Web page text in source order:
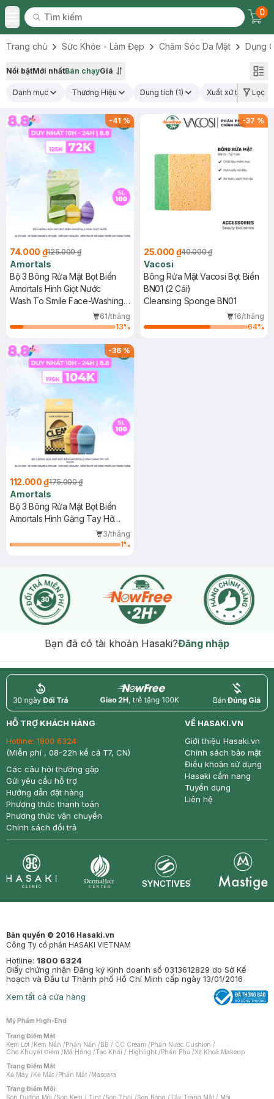
Toggle Menu
Tìm kiếm
Tìm kiếm
0
Trang chủ Sức Khỏe - Làm Đẹp Chăm Sóc Da Mặt Dụng
Nổi bậtMới nhấtBán chạyGiá
Danh mục Thương Hiệu Dung tích (1) Xuất xứ thươngLọc
-41%
74.000 ₫125.000 ₫
Amortals
Bộ 3 Bông Rửa Mặt Bọt Biển
Amortals Hình Giọt Nước
Wash To Smile Face-Washing
61/tháng
13%
-37 %
25.000 ₫40.000 ₫
Vacosi
Bông Rửa Mặt Vacosi Bọt Biển
BN01 (2 Cái)
Cleansing Sponge BN01
16/tháng
64%
-36%
112.000 ₫175.000 ₫
Amortals
Bộ 3 Bông Rửa Mặt Bọt Biển
Amortals Hình Găng Tay Hở
3/tháng
1%
Bạn đã có tài khoản Hasaki?Đăng nhập
return nowfree price
HỖ TRỢ KHÁCH HÀNG
Hotline: 1800 6324
(Miễn phí , 08-22h kể cả T7, CN)
Các câu hỏi thường gặp
Gửi yêu cầu hỗ trợ
Hướng dẫn đặt hàng
Phương thức thanh toán
Phương thức vận chuyển
Chính sách đổi trả
VỀ HASAKI.VN
Giới thiệu Hasaki.vn
Chính sách bảo mật
Điều khoản sử dụng
Hasaki cẩm nang
Tuyển dụng
Liên hệ
Bản quyền © 2016 Hasaki.vn
Công Ty cổ phần HASAKI VIETNAM
Hotline: 1800 6324
Giấy chứng nhận Đăng ký Kinh doanh số 0313612829 do Sở Kế
hoạch và Đầu tư Thành phố Hồ Chí Minh cấp ngày 13/01/2016
Xem tất cả cửa hàng
Mỹ Phẩm High-End
Trang Điểm Mặt
Kem Lót /Kem Nền /Phấn Nền /BB / CC Cream /Phấn Nước Cushion /
Che Khuyết Điểm /Má Hồng /Tạo Khối / Highlight /Phấn Phủ /Xịt Khoá Makeup
Trang Điểm Mắt
Kẻ Mày /Kẻ Mắt /Phấn Mắt /Mascara
Trang Điểm Môi
Son Dưỡng Môi /Son Kem / Tint /Son Thỏi /Son Bóng /Tẩy Trang Mắt / Môi